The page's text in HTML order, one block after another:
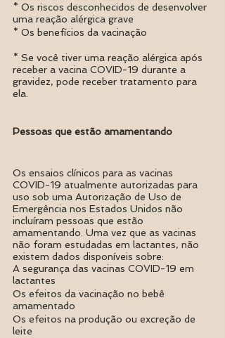
* Os riscos desconhecidos de desenvolver
uma reação alérgica grave
* Os benefícios da vacinação
* Se você tiver uma reação alérgica após
receber a vacina COVID-19 durante a
gravidez, pode receber tratamento para
ela.
Pessoas que estão amamentando
Os ensaios clínicos para as vacinas
COVID-19 atualmente autorizadas para
uso sob uma Autorização de Uso de
Emergência nos Estados Unidos não
incluíram pessoas que estão
amamentando. Uma vez que as vacinas
não foram estudadas em lactantes, não
existem dados disponíveis sobre:
A segurança das vacinas COVID-19 em
lactantes
Os efeitos da vacinação no bebê
amamentado
Os efeitos na produção ou excreção de
leite